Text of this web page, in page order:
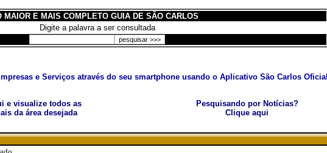
MAIOR E MAIS COMPLETO GUIA DE SÃO CARLOS
Digite a palavra a ser consultada
e Serviços através do seu smartphone usando o Aplicativo São Carlos Oficial
e visualize todos as
da área desejada
Pesquisando por Notícias?
Clique aqui